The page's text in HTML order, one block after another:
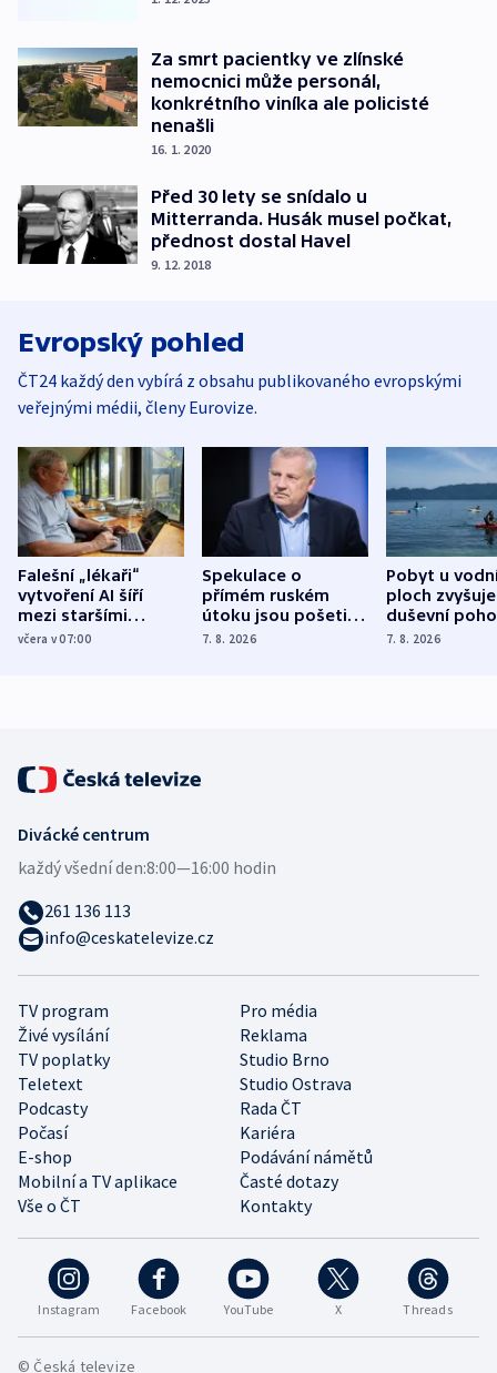
Za smrt pacientky ve zlínské
nemocnici může personál,
konkrétního viníka ale policisté
nenašli
16. 1. 2020
Před 30 lety se snídalo u
Mitterranda. Husák musel počkat,
přednost dostal Havel
9. 12. 2018
Evropský pohled
ČT24 každý den vybírá z obsahu publikovaného evropskými
veřejnými médii, členy Eurovize.
Falešní „lékaři“
vytvoření AI šíří
mezi staršími
Poláky nebezpečné
včera v 07:00
Spekulace o
přímém ruském
útoku jsou pošetilé,
míní estonský
7. 8. 2026
Pobyt u
ploch zvyšuje
duševní
ukázala
7. 8. 2026
Instagram Facebook YouTube X Threads
TV program
Pro média
Živé vysílání
Reklama
TV poplatky
Studio Brno
Teletext
Studio Ostrava
Podcasty
Rada ČT
Počasí
Kariéra
E-shop
Podávání námětů
Mobilní a TV aplikace
Časté dotazy
Vše o ČT
Kontakty
Divácké centrum
každý všední den:8:00—16:00 hodin
261 136 113
info@ceskatelevize.cz
© Česká televize